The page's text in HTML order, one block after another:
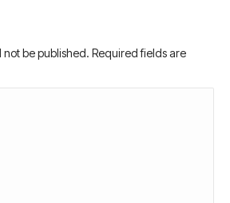
not be published. Required fields are